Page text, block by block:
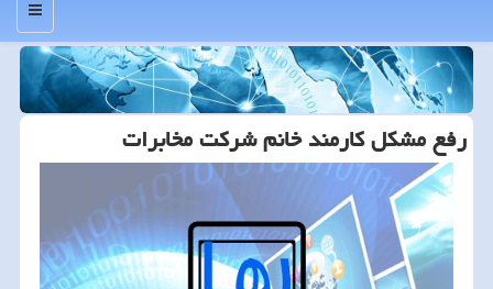
منو
رفع مشكل كارمند خانم شركت مخابرات